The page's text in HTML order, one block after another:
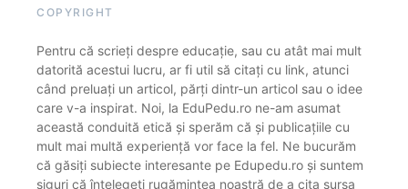
COPYRIGHT
Pentru că scrieți despre educație, sau cu atât mai mult
datorită acestui lucru, ar fi util să citați cu link, atunci
când preluați un articol, părți dintr-un articol sau o idee
care v-a inspirat. Noi, la EduPedu.ro ne-am asumat
această conduită etică și sperăm că și publicațiile cu
mult mai multă experiență vor face la fel. Ne bucurăm
că găsiți subiecte interesante pe Edupedu.ro și suntem
siguri că înțelegeți rugămintea noastră de a cita sursa